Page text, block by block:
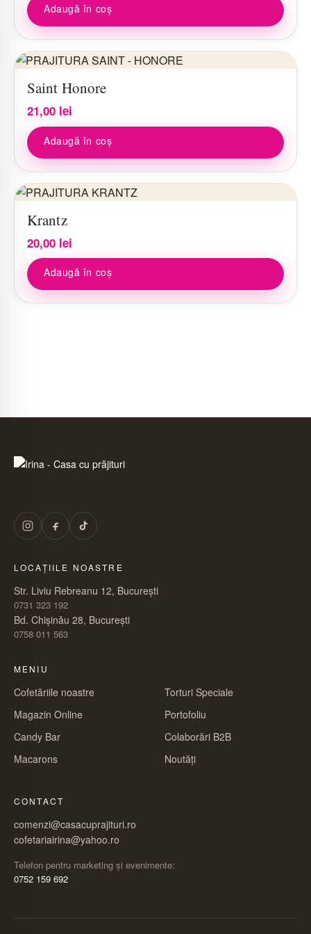
Adaugă în coș
Saint Honore
21,00 lei
Adaugă în coș
Krantz
20,00 lei
Adaugă în coș
LOCAȚIILE NOASTRE
Str. Liviu Rebreanu 12, București
0731 323 192
Bd. Chișinău 28, București
0758 011 563
MENIU
Cofetăriile noastre
Magazin Online
Candy Bar
Macarons
Torturi Speciale
Portofoliu
Colaborări B2B
Noutăți
CONTACT
comenzi@casacuprajituri.ro
cofetariairina@yahoo.ro
Telefon pentru marketing și evenimente:
0752 159 692